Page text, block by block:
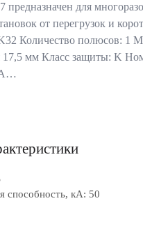
предназначен для
от перегрузок и
Количество полюсов: 1
мм Класс защиты: K
А…
способность, кА: 50